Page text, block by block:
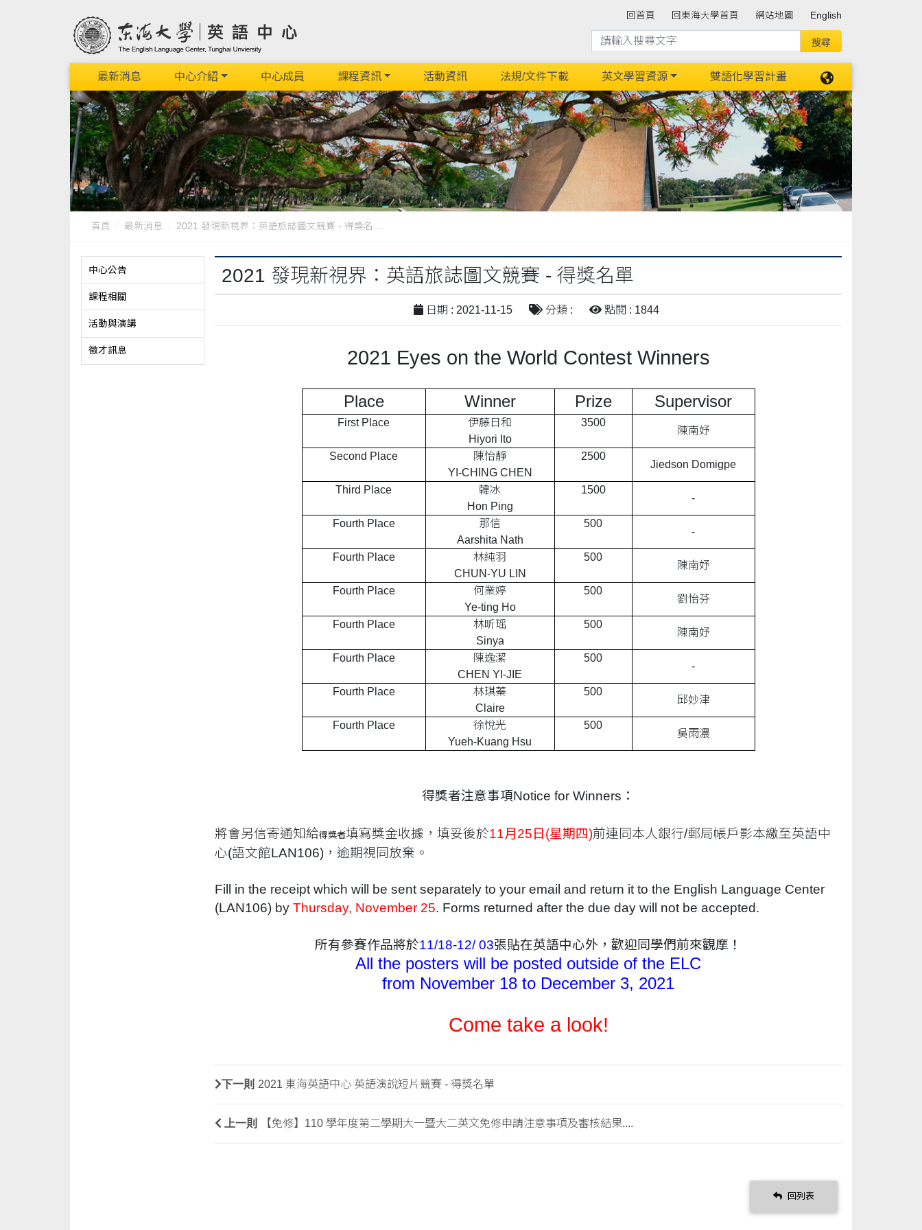
回首頁 回東海大學首頁 網站地圖 English
最新消息 中心介紹 中心成員 課程資訊 活動資訊 法規/文件下載 英文學習資源 雙語化學習計畫
首頁 最新消息 2021 發現新視界：英語旅誌圖文競賽 - 得獎名....
中心公告
課程相關
活動與演講
徵才訊息
2021 發現新視界：英語旅誌圖文競賽 - 得獎名單
日期 : 2021-11-15 分類 : 點閱 : 1844
2021 Eyes on the World Contest Winners
Place Winner Prize Supervisor
First Place
伊藤日和
Hiyori Ito
3500
陳南妤
Second Place
陳怡靜
YI-CHING CHEN
2500
Jiedson Domigpe
Third Place
韓冰
Hon Ping
1500
-
Fourth Place
那信
Aarshita Nath
500
-
Fourth Place
林純羽
CHUN-YU LIN
500
陳南妤
Fourth Place
何業婷
Ye-ting Ho
500
劉怡芬
Fourth Place
林昕瑶
Sinya
500
陳南妤
Fourth Place
陳逸潔
CHEN YI-JIE
500
-
Fourth Place
林琪蓁
Claire
500
邱妙津
Fourth Place
徐悅光
Yueh-Kuang Hsu
500
吳雨濃
得獎者注意事項Notice for Winners ：
將會另信寄通知給得獎者填寫獎金收據 ，填妥後於11月 25 日 (星期四)前連同本人銀行/郵局帳戶影本繳至英語中
心(語文館LAN106) ，逾期視同放棄。
Fill in the receipt which will be sent separately to your email and return it to the English Language Center
(LAN106) by Thursday, November 25. Forms returned after the due day will not be accepted.
所有參賽作品將於11/18-12/ 03張貼在英語中心外，歡迎同學們前來觀摩！
All the posters will be posted outside of the ELC
from November 18 to December 3, 2021
Come take a look!
下一則 2021 東海英語中心 英語演說短片競賽 - 得獎名單
上一則 【免修】110 學年度第二學期大一暨大二英文免修申請注意事項及審核結果....
回列表